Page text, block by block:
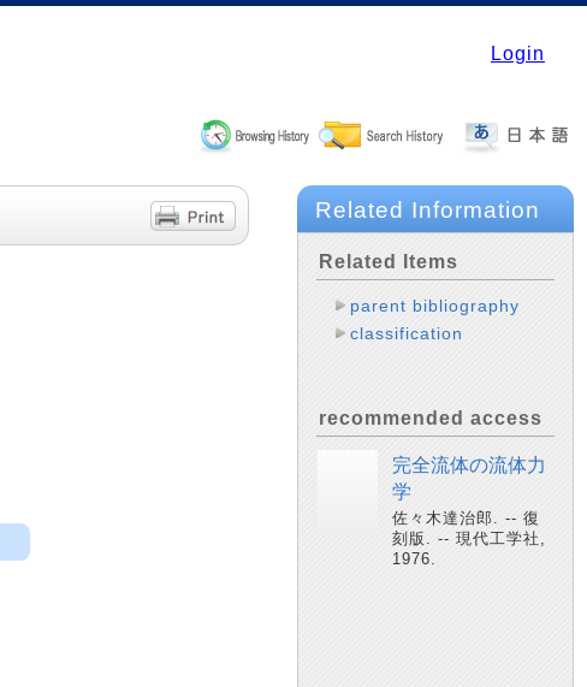
Login
Related Information
Related Items
parent bibliography
classification
recommended access
完全流体の流体力
学
佐々木達治郎. -- 復
刻版. -- 現代工学社,
1976.